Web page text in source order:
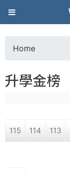
葳
格
高
學
o
a
Home
升學金榜
115 114 113